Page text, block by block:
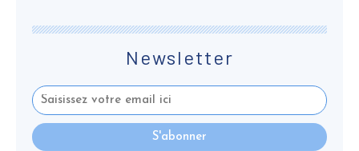
Newsletter